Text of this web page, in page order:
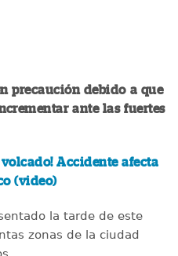
precaución debido a que
ante las fuertes
volcado! Accidente afecta
(video)
la tarde de este
zonas de la ciudad